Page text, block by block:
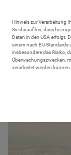
Hinweis zur Verarbeitung
Sie darauf hin, dass
Daten in den USA erfolgt.
einem nach EU-
insbesondere das Risiko,
Überwachungszwecken,
verarbeitet werden können.